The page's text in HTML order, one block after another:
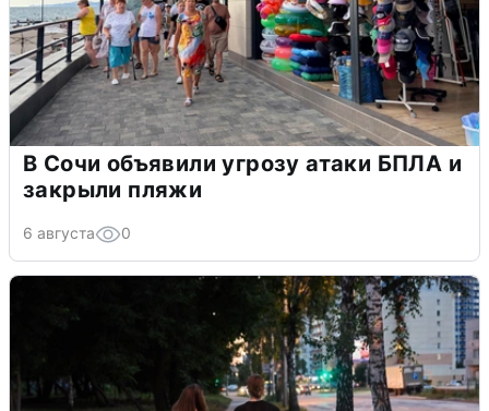
В Сочи объявили угрозу атаки БПЛА и
закрыли пляжи
6 августа 0